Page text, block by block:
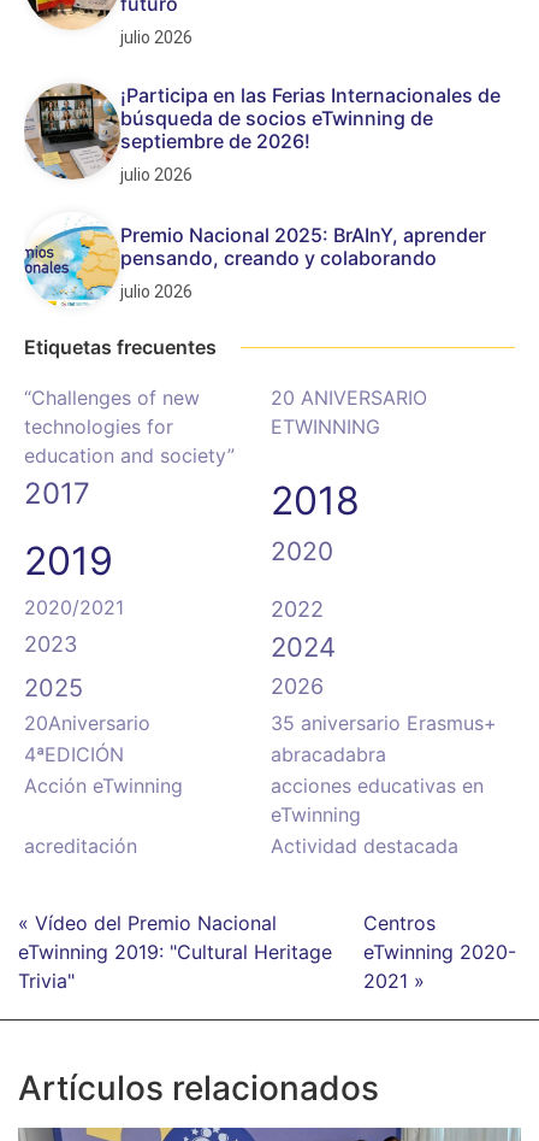
julio 2026
¡Participa en las Ferias Internacionales de
búsqueda de socios eTwinning de
septiembre de 2026!
julio 2026
Premio Nacional 2025: BrAInY, aprender
pensando, creando y colaborando
julio 2026
Etiquetas frecuentes
“Challenges of new
technologies for
education and society”
20 ANIVERSARIO
ETWINNING
2017
2018
2019
2020
2020/2021
2022
2023
2024
2025 2026
20Aniversario
35 aniversario Erasmus+
4ªEDICIÓN
abracadabra
Acción eTwinning
acciones educativas en
eTwinning
acreditación
Actividad destacada
« Vídeo del Premio Nacional
eTwinning 2019: "Cultural Heritage
Trivia"
Centros
eTwinning 2020-
2021 »
Artículos relacionados